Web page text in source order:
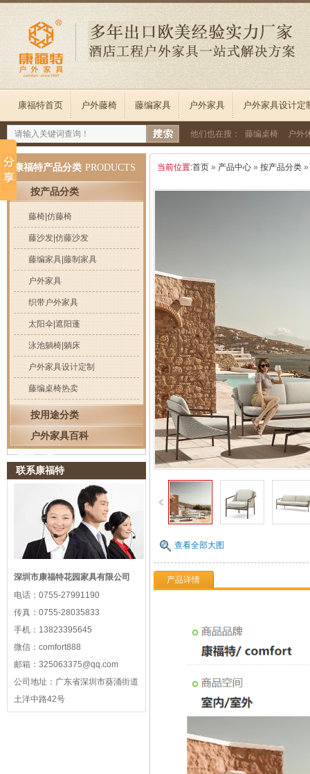
康福特首页 户外藤椅 藤编家具 户外家具 户外家具设计定
他们也在搜： 藤编桌椅 户外
康福特产品分类 PRODUCTS
按产品分类
藤椅|仿藤椅
藤沙发|仿藤沙发
藤编家具|藤制家具
户外家具
织带户外家具
太阳伞|遮阳蓬
泳池躺椅|躺床
户外家具设计定制
藤编桌椅热卖
按用途分类
户外家具百科
浏览记录
联系康福特
深圳市康福特花园家具有限公司
电话： 0755-27991190
传真： 0755-28035833
手机： 13823395645
微信： comfort888
邮箱： 325063375@qq.com
公司地址： 广东省深圳市葵涌街道
土洋中路42号
当前位置:首页 » 产品中心 » 按产品分类 »
查看全部大图
产品详情